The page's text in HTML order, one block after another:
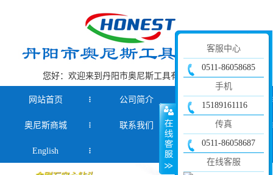
您好：欢迎来到丹阳市奥尼斯工具有限公司官网！
网站首页 公司简介
奥尼斯商城 联系我们 新闻资讯
English
客服中心
0511-86058685
手机
15189161116
传真
0511-86058687
在线客服